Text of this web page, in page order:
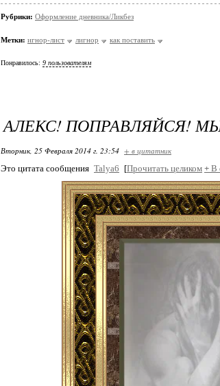
Рубрики: Оформление дневника/Ликбез
Метки: игнор-лист лигнор как поставить
Понравилось: 9 пользователям
АЛЕКС! ПОПРАВЛЯЙСЯ!
Вторник, 25 Февраля 2014 г. 23:54 + в цитатник
Это цитата сообщения Talya6 [Прочитать целиком + В